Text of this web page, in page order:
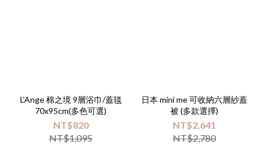
L’Ange 棉之境 9層浴巾/蓋毯
70x95cm(多色可選)
NT$820
NT$1,095
日本 mini me 可收納六層紗蓋
被 (多款選擇)
NT$2,641
NT$2,780